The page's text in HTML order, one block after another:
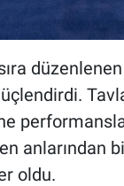
sıra
anlarından
oldu.